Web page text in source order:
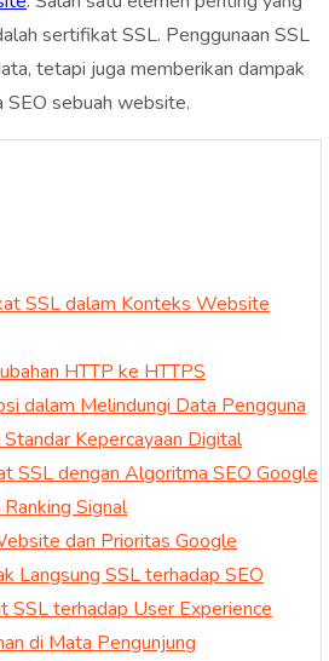
sertifikat SSL. Penggunaan SSL
tetapi juga memberikan dampak
sebuah website.
SSL dalam Konteks Website
HTTP ke HTTPS
dalam Melindungi Data Pengguna
Kepercayaan Digital
SSL dengan Algoritma SEO Google
Signal
dan Prioritas Google
Langsung SSL terhadap SEO
SSL terhadap User Experience
di Mata Pengunjung